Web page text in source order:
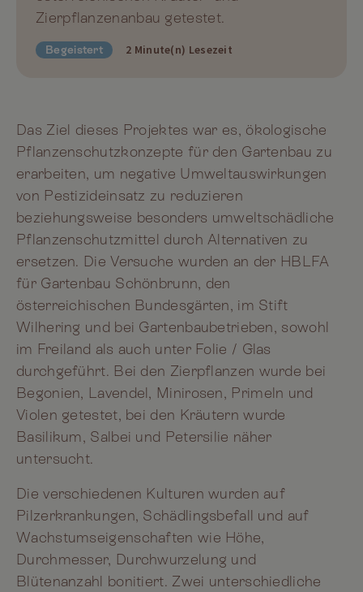
Zierpflanzenanbau getestet.
Begeistert 2 Minute(n) Lesezeit
Das Ziel dieses Projektes war es, ökologische
Pflanzenschutzkonzepte für den Gartenbau zu
erarbeiten, um negative Umweltauswirkungen
von Pestizideinsatz zu reduzieren
beziehungsweise besonders umweltschädliche
Pflanzenschutzmittel durch Alternativen zu
ersetzen. Die Versuche wurden an der HBLFA
für Gartenbau Schönbrunn, den
österreichischen Bundesgärten, im Stift
Wilhering und bei Gartenbaubetrieben, sowohl
im Freiland als auch unter Folie / Glas
durchgeführt. Bei den Zierpflanzen wurde bei
Begonien, Lavendel, Minirosen, Primeln und
Violen getestet, bei den Kräutern wurde
Basilikum, Salbei und Petersilie näher
untersucht.
Die verschiedenen Kulturen wurden auf
Pilzerkrankungen, Schädlingsbefall und auf
Wachstumseigenschaften wie Höhe,
Durchmesser, Durchwurzelung und
Blütenanzahl bonitiert. Zwei unterschiedliche